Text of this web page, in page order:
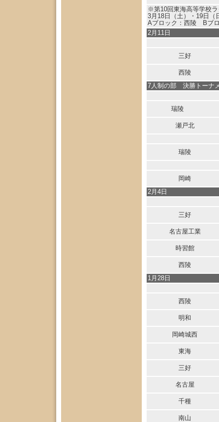
※第10回東海高等学校
3月18日（土）・19日
Aブロック：西陵 Bブ
2月11日
三好
西陵
7人制の部 決勝トーナ
瑞陵
瀬戸北
瑞陵
岡崎
2月4日
三好
名古屋工業
時習館
西陵
1月28日
西陵
明和
岡崎城西
東海
三好
名古屋
千種
南山